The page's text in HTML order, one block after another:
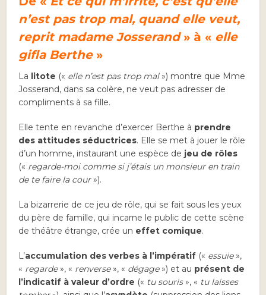
n’est pas trop mal, quand elle veut,
reprit madame Josserand» à « elle
gifla Berthe»
La litote (« elle n’est pas trop mal») montre que Mme
Josserand, dans sa colère, ne veut pas adresser de
compliments à sa fille.
Elle tente en revanche d’exercer Berthe à prendre
des attitudes séductrices. Elle se met à jouer le rôle
d’un homme, instaurant une espèce de jeu de rôles
(« regarde-moi comme si j’étais un monsieur en train
de te faire la cour»).
La bizarrerie de ce jeu de rôle, qui se fait sous les yeux
du père de famille, qui incarne le public de cette scène
de théâtre étrange, crée un effet comique.
L’accumulation des verbes à l’impératif (« essuie»,
« regarde», « renverse», « dégage») et au présent de
l’indicatif à valeur d’ordre (« tu souris», « tu laisses